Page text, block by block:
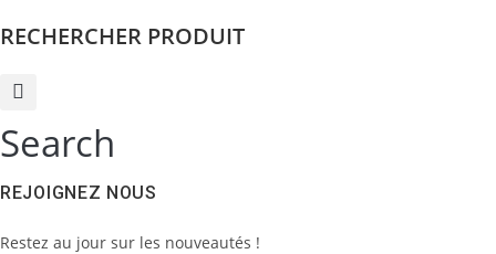
RECHERCHER PRODUIT
Search
REJOIGNEZ NOUS
Restez au jour sur les nouveautés !